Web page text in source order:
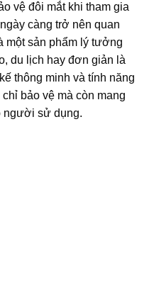
vệ đôi mắt khi tham gia
càng trở nên quan
một sản phẩm lý tưởng
du lịch hay đơn giản là
thông minh và tính năng
bảo vệ mà còn mang
người sử dụng.